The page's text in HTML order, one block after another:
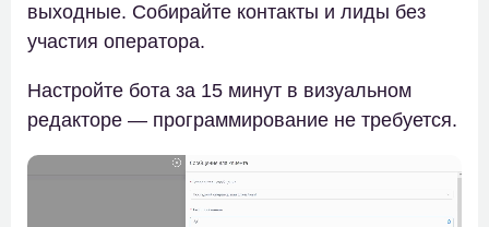
выходные. Собирайте контакты и лиды без
участия оператора.
Настройте бота за 15 минут в визуальном
редакторе — программирование не требуется.